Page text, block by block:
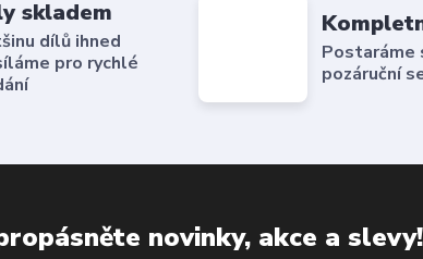
skladem
dílů ihned
pro rychlé
Postaráme
pozáruční
novinky, akce a slevy!